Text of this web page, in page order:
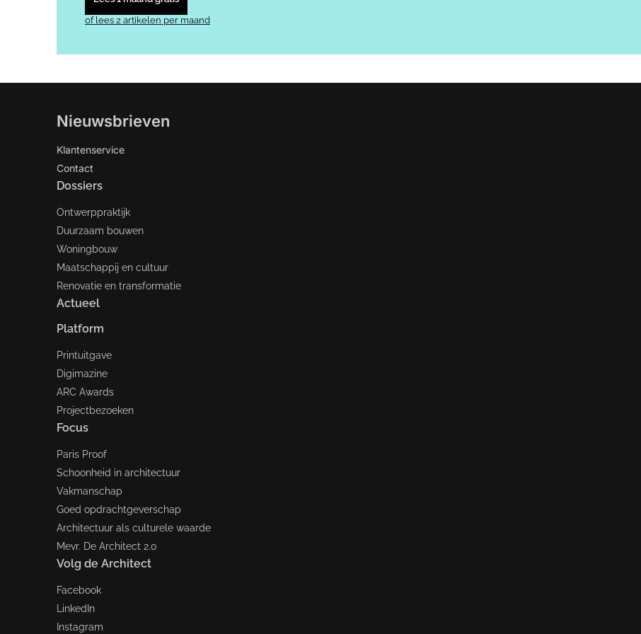
of lees 2 artikelen per maand
Nieuwsbrieven
Klantenservice
Contact
Dossiers
Ontwerppraktijk
Duurzaam bouwen
Woningbouw
Maatschappij en cultuur
Renovatie en transformatie
Actueel
Platform
Printuitgave
Digimazine
ARC Awards
Projectbezoeken
Focus
Paris Proof
Schoonheid in architectuur
Vakmanschap
Goed opdrachtgeverschap
Architectuur als culturele waarde
Mevr. De Architect 2.0
Volg de Architect
Facebook
LinkedIn
Instagram